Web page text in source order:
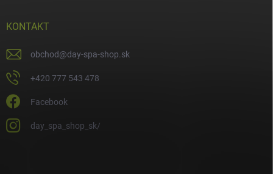
KONTAKT
obchod@day-spa-shop.sk
+420 777 543 478
Facebook
day_spa_shop_sk/